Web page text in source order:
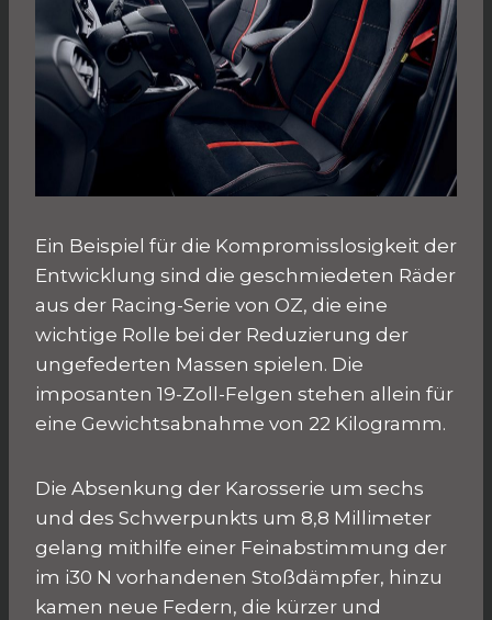
Ein Beispiel für die Kompromisslosigkeit der
Entwicklung sind die geschmiedeten Räder
aus der Racing-Serie von OZ, die eine
wichtige Rolle bei der Reduzierung der
ungefederten Massen spielen. Die
imposanten 19-Zoll-Felgen stehen allein für
eine Gewichtsabnahme von 22 Kilogramm.
Die Absenkung der Karosserie um sechs
und des Schwerpunkts um 8,8 Millimeter
gelang mithilfe einer Feinabstimmung der
im i30 N vorhandenen Stoßdämpfer, hinzu
kamen neue Federn, die kürzer und